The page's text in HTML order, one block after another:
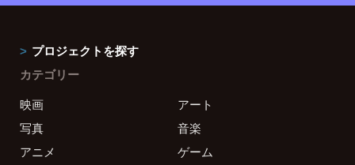
プロジェクトを探す
カテゴリー
映画
アート
写真
音楽
アニメ
ゲーム